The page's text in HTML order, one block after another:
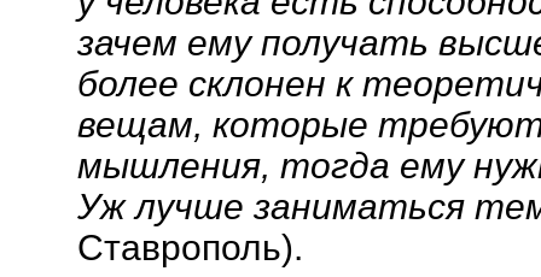
зачем ему получать
более склонен к
вещам, которые
мышления, тогда ему
Уж лучше заниматься
Ставрополь).